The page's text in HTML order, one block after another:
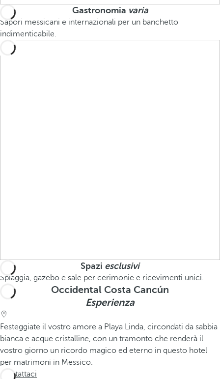
Gastronomia varia
Sapori messicani e internazionali per un banchetto
indimenticabile.
Spazi esclusivi
Spiaggia, gazebo e sale per cerimonie e ricevimenti unici.
Occidental Costa Cancún
Esperienza
Festeggiate il vostro amore a Playa Linda, circondati da sabbia
bianca e acque cristalline, con un tramonto che renderà il
vostro giorno un ricordo magico ed eterno in questo hotel
per matrimoni in Messico.
Contattaci